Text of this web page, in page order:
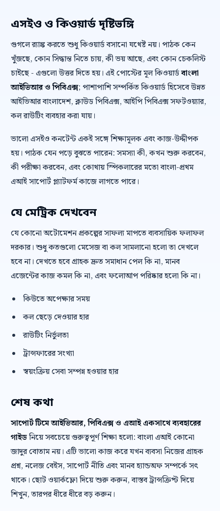
এসইও ও কিওয়ার্ড দৃষ্টিভঙ্গি
গুগলে র‍্যাঙ্ক করতে শুধু কিওয়ার্ড বসানো যথেষ্ট নয়। পাঠক কেন
খুঁজছে, কোন সিদ্ধান্ত নিতে চায়, কী ভয় আছে, এবং কোন চেকলিস্ট
চাইছে - এগুলো উত্তর দিতে হয়। এই পোস্টের মূল কিওয়ার্ডবাংলা
আইভিআর ও পিবিএক্স; পাশাপাশি সম্পর্কিত কিওয়ার্ড হিসেবে উন্নত
আইভিআর বাংলাদেশ, ক্লাউড পিবিএক্স, আইপি পিবিএক্স সফটওয়্যার,
কল রাউটিং ব্যবহার করা যায়।
ভালো এসইও কনটেন্ট একই সঙ্গে শিক্ষামূলক এবং কাজ-উদ্দীপক
হয়। পাঠক যেন পড়ে বুঝতে পারেন: সমস্যা কী, কখন শুরু করবেন,
কী পরীক্ষা করবেন, এবং কোথায় স্পিকলারের মতো বাংলা-প্রথম
এআই সাপোর্ট প্ল্যাটফর্ম কাজে লাগতে পারে।
যে মেট্রিক দেখবেন
যে কোনো অটোমেশন প্রকল্পের সাফল্য মাপতে ব্যবসায়িক ফলাফল
দরকার। শুধু কতগুলো মেসেজ বা কল সামলানো হলো তা দেখলে
হবে না। দেখতে হবে গ্রাহক দ্রুত সমাধান পেল কি না, মানব
এজেন্টের কাজ কমল কি না, এবং ফলোআপ পরিষ্কার হলো কি না।
কিউতে অপেক্ষার সময়
কল ছেড়ে দেওয়ার হার
রাউটিং নির্ভুলতা
ট্রান্সফারের সংখ্যা
স্বয়ংক্রিয় সেবা সম্পন্ন হওয়ার হার
শেষ কথা
সাপোর্ট টিমে আইভিআর, পিবিএক্স ও এআই একসাথে ব্যবহারের
গাইডনিয়ে সবচেয়ে গুরুত্বপূর্ণ শিক্ষা হলো: বাংলা এআই কোনো
জাদুর বোতাম নয়। এটি ভালো কাজ করে যখন ব্যবসা নিজের গ্রাহক
প্রশ্ন, নলেজ বেইস, সাপোর্ট নীতি এবং মানব হ্যান্ডঅফ সম্পর্কে সৎ
থাকে। ছোট ওয়ার্কফ্লো দিয়ে শুরু করুন, বাস্তব ট্রান্সক্রিপ্ট দিয়ে
শিখুন, তারপর ধীরে ধীরে বড় করুন।